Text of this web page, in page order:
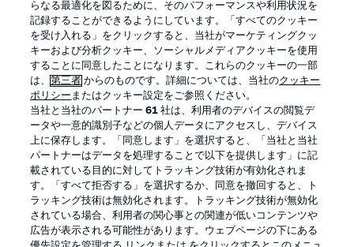
Official Partners
プライバシー・ポリシー 優先設定を管理する
らなる最適化を図るために、そのパフォーマンスや利用状況を
記録することができるようにしています。「すべてのクッキー
を受け入れる」をクリックすると、当社がマーケティングクッ
キーおよび分析クッキー、ソーシャルメディアクッキーを使用
することに同意したことになります。これらのクッキーの一部
は、第三者 からのものです。詳細については、当社のクッキー
ポリシー またはクッキー設定をご参照ください。
当社と当社のパートナー61 社は、利用者のデバイスの閲覧デ
ータや一意的識別子などの個人データにアクセスし、デバイス
上に保存します。「同意します」を選択すると、「当社と当社
パートナーはデータを処理することで以下を提供します」に記
載されている目的に対してトラッキング技術が有効化されま
す。「すべて拒否する」を選択するか、同意を撤回すると、ト
ラッキング技術は無効化されます。トラッキング技術が無効化
されている場合、利用者の関心事との関連が低いコンテンツや
広告が表示される可能性があります。ウェブページの下にある